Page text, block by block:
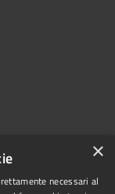
×
necessari al